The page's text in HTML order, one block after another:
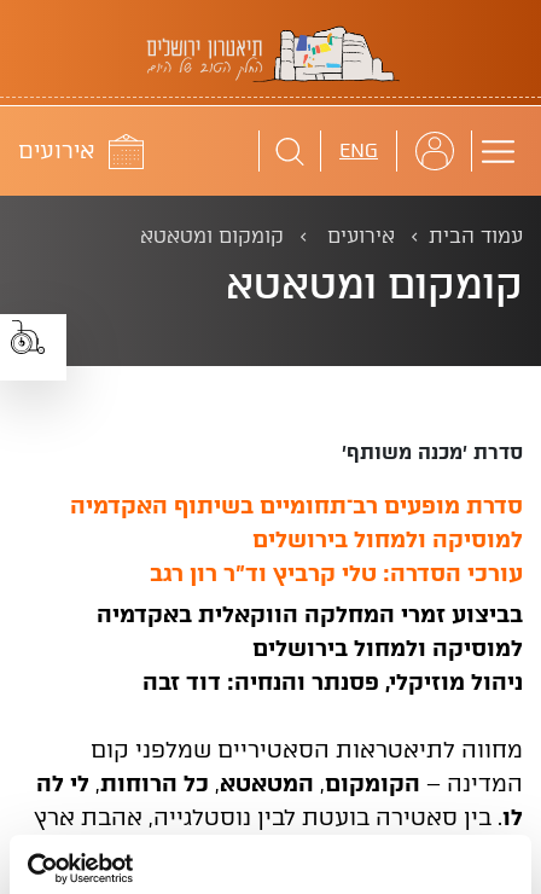
תיאטרון ירושלים
ENG לוח
אירועים
עמוד הבית אירועים קומקום ומטאטא
קומקום ומטאטא
סדרת 'מכנה משותף'
סדרת מופעים רב־תחומיים בשיתוף האקדמיה
למוסיקה ולמחול בירושלים
עורכי הסדרה: טלי קרביץ וד"ר רון רגב
בביצוע זמרי המחלקה הווקאלית באקדמיה
למוסיקה ולמחול בירושלים
ניהול מוזיקלי, פסנתר והנחיה: דוד זבה
מחווה לתיאטראות הסאטיריים שמלפני קום
המדינה – הקומקום, המטאטא, כל הרוחות, לי לה
לו. בין סאטירה בועטת לבין נוסטלגייה, אהבת ארץ